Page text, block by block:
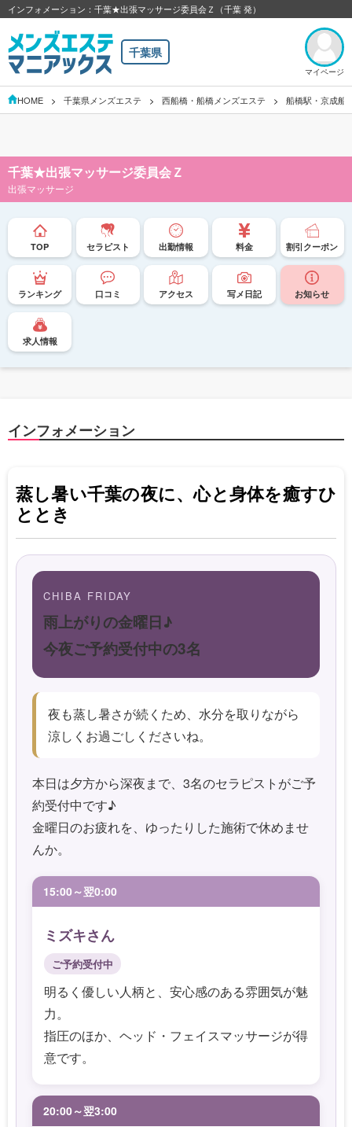
インフォメーション：千葉★出張マッサージ委員会Ｚ（千葉 発）
千葉県
マイページ
HOME 千葉県メンズエステ 西船橋・船橋メンズエステ 船橋駅・京成船
千葉★出張マッサージ委員会Ｚ
出張マッサージ
TOP セラピスト 出勤情報 料金 割引クーポン
ランキング 口コミ アクセス 写メ日記 お知らせ
求人情報
インフォメーション
蒸し暑い千葉の夜に、心と身体を癒すひ
ととき
CHIBA FRIDAY
雨上がりの金曜日♪
今夜ご予約受付中の3名
夜も蒸し暑さが続くため、水分を取りながら
涼しくお過ごしくださいね。
本日は夕方から深夜まで、3名のセラピストがご予
約受付中です♪
金曜日のお疲れを、ゆったりした施術で休めませ
んか。
15:00～翌0:00
ミズキさん
ご予約受付中
明るく優しい人柄と、安心感のある雰囲気が魅
力。
指圧のほか、ヘッド・フェイスマッサージが得
意です。
20:00～翌3:00